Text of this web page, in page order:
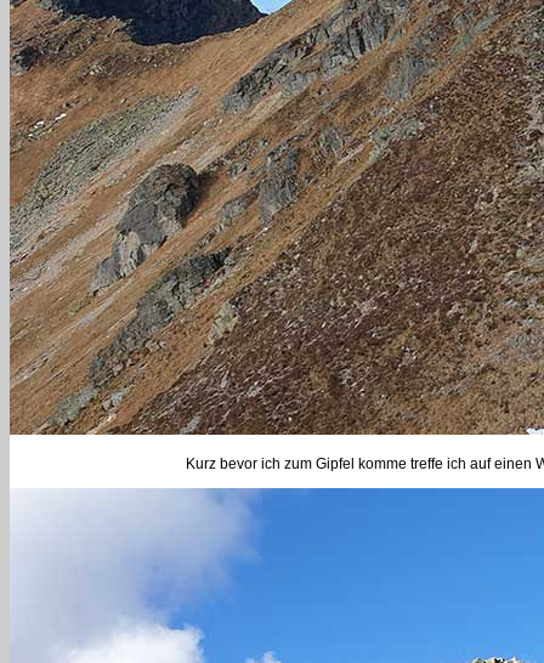
Kurz bevor ich zum Gipfel komme treffe ich auf einen